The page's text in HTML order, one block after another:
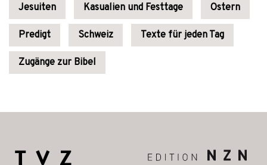
Jesuiten Kasualien und Festtage Ostern
Predigt Schweiz Texte für jeden Tag
Zugänge zur Bibel